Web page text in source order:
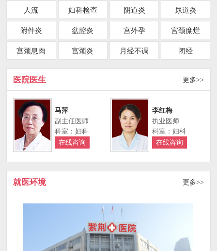
人流 妇科检查 阴道炎 尿道炎
附件炎 盆腔炎 宫外孕 宫颈糜烂
宫颈息肉 宫颈炎 月经不调 闭经
医院医生 更多>>
马萍
副主任医师
科室：妇科
在线咨询
李红梅
执业医师
科室：妇科
在线咨询
就医环境 更多>>